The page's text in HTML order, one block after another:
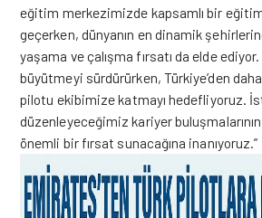
eğitim merkezimizde kapsamlı bir
geçerken, dünyanın en dinamik
yaşama ve çalışma fırsatı da elde ediyor.
büyütmeyi sürdürürken, Türkiye’den
pilotu ekibimize katmayı hedefliyoruz.
düzenleyeceğimiz kariyer
önemli bir fırsat sunacağına inanıyoruz.”